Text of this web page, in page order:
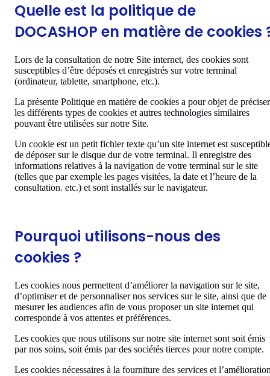
Quelle est la politique de
DOCASHOP en matière de cookies
Lors de la consultation de notre Site internet, des cookies sont
susceptibles d’être déposés et enregistrés sur votre terminal
(ordinateur, tablette, smartphone, etc.).
La présente Politique en matière de cookies a pour objet de préciser
les différents types de cookies et autres technologies similaires
pouvant être utilisées sur notre Site.
Un cookie est un petit fichier texte qu’un site internet est
de déposer sur le disque dur de votre terminal. Il enregistre des
informations relatives à la navigation de votre terminal sur le site
(telles que par exemple les pages visitées, la date et l’heure de la
consultation. etc.) et sont installés sur le navigateur.
Pourquoi utilisons-nous des
cookies ?
Les cookies nous permettent d’améliorer la navigation sur le site,
d’optimiser et de personnaliser nos services sur le site, ainsi que de
mesurer les audiences afin de vous proposer un site internet qui
corresponde à vos attentes et préférences.
Les cookies que nous utilisons sur notre site internet sont soit émis
par nos soins, soit émis par des sociétés tierces pour notre compte.
Les cookies nécessaires à la fourniture des services et